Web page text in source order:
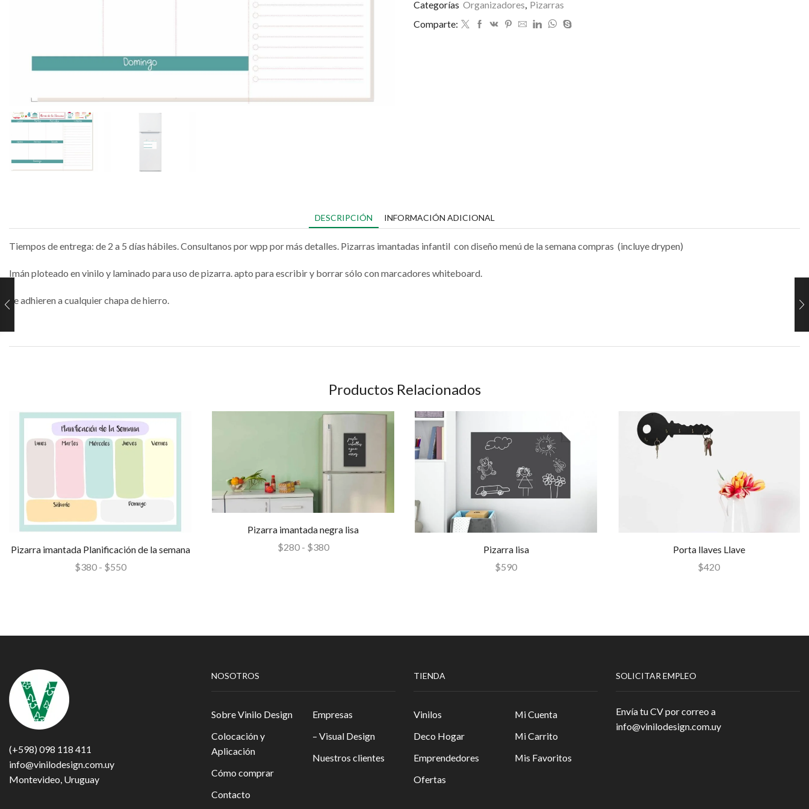
Categorías Organizadores, Pizarras
Comparte:
DESCRIPCIÓN INFORMACIÓN ADICIONAL
Tiempos de entrega: de 2 a 5 días hábiles. Consultanos por wpp por más detalles. Pizarras imantadas infantil con diseño menú de la semana compras (incluye drypen)
Imán ploteado en vinilo y laminado para uso de pizarra. apto para escribir y borrar sólo con marcadores whiteboard.
Se adhieren a cualquier chapa de hierro.
Productos Relacionados
Pizarra imantada Planificación de la semana
$380 - $550
Pizarra imantada negra lisa
$280 - $380
Pizarra lisa
$590
Porta llaves Llave
$420
(+598) 098 118 411
info@vinilodesign.com.uy
Montevideo, Uruguay
NOSOTROS
Sobre Vinilo Design
Colocación y
Aplicación
Cómo comprar
Contacto
Empresas
– Visual Design
Nuestros clientes
TIENDA
Vinilos
Deco Hogar
Emprendedores
Ofertas
Mi Cuenta
Mi Carrito
Mis Favoritos
SOLICITAR EMPLEO
Envía tu CV por correo a
info@vinilodesign.com.uy